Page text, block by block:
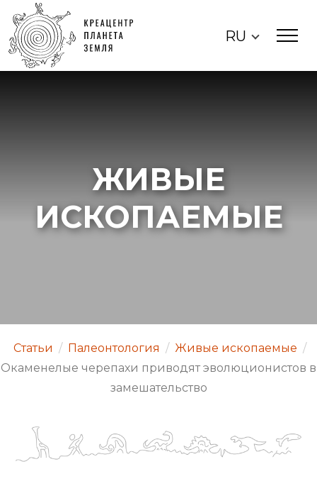
RU
ЖИВЫЕ
ИСКОПАЕМЫЕ
Статьи / Палеонтология / Живые ископаемые /
Окаменелые черепахи приводят эволюционистов в
замешательство